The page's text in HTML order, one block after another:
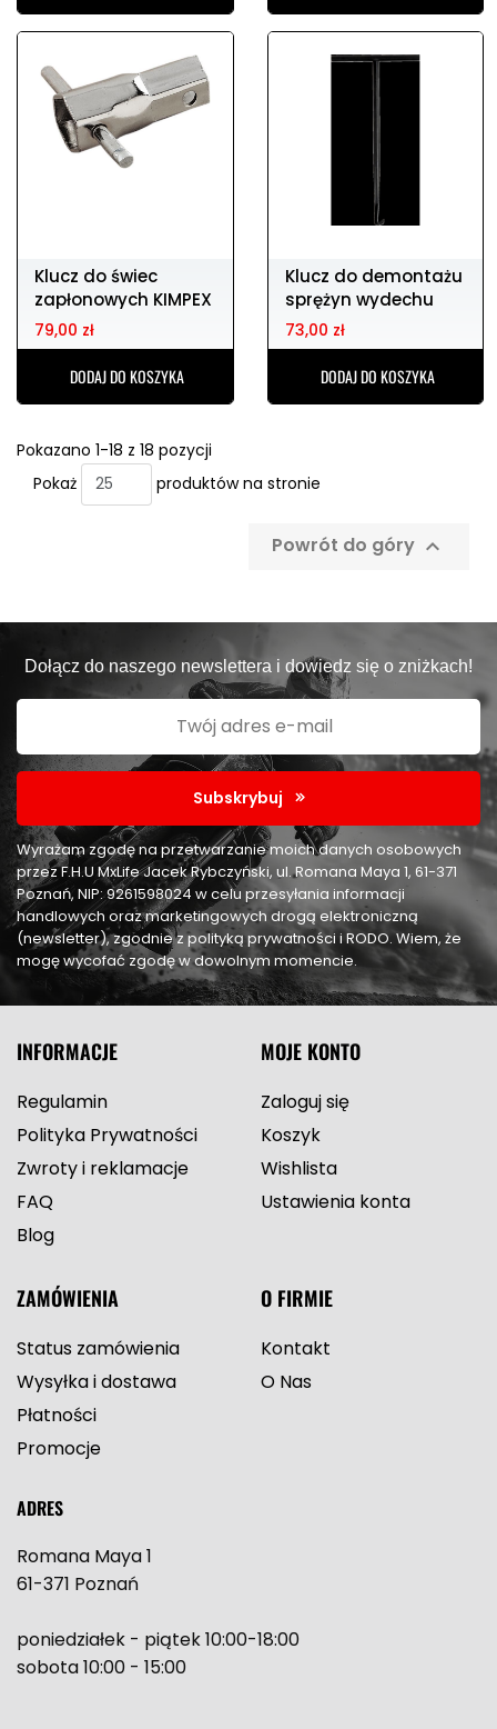
Klucz do świec
zapłonowych KIMPEX
79,00 zł
DODAJ DO KOSZYKA
Klucz do demontażu
sprężyn wydechu
FMF
73,00 zł
DODAJ DO KOSZYKA
Pokazano 1-18 z 18 pozycji
Pokaż
produktów na stronie
Powrót do góry 
Dołącz do naszego newslettera i dowiedz się o zniżkach!
Subskrybuj
Wyrażam zgodę na przetwarzanie moich danych osobowych
przez F.H.U MxLife Jacek Rybczyński, ul. Romana Maya 1, 61-371
Poznań, NIP: 9261598024 w celu przesyłania informacji
handlowych oraz marketingowych drogą elektroniczną
(newsletter), zgodnie z polityką prywatności i RODO. Wiem, że
mogę wycofać zgodę w dowolnym momencie.
INFORMACJE
Regulamin
Polityka Prywatności
Zwroty i reklamacje
FAQ
Blog
MOJE KONTO
Zaloguj się
Koszyk
Wishlista
Ustawienia konta
ZAMÓWIENIA
Status zamówienia
Wysyłka i dostawa
Płatności
Promocje
O FIRMIE
Kontakt
O Nas
ADRES
Romana Maya 1
61-371 Poznań
poniedziałek - piątek 10:00-18:00
sobota 10:00 - 15:00